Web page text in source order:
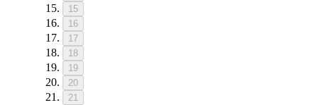
15
16
17
18
19
20
21